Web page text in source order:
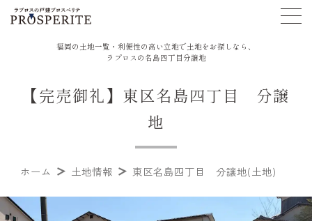
福岡の土地一覧・利便性の高い立地で土地をお探しなら、
ラプロスの名島四丁目分譲地
【完売御礼】東区名島四丁目 分譲
地
ホーム 土地情報 東区名島四丁目 分譲地(土地)